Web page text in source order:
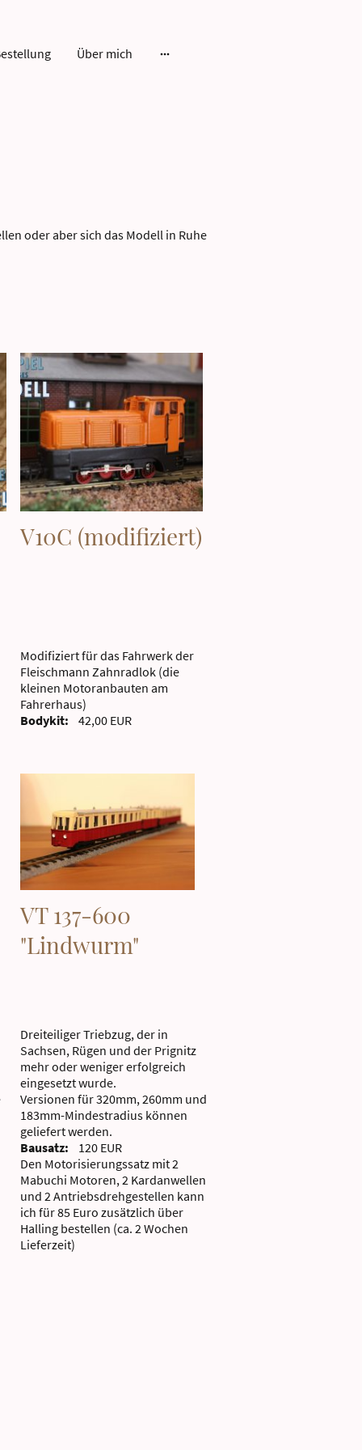
Über mich
oder aber sich das Modell in Ruhe
V10C (modifiziert)
Modifiziert für das Fahrwerk der
Fleischmann Zahnradlok (die
kleinen Motoranbauten am
Fahrerhaus)
Bodykit: 42,00 EUR
VT 137-600
"Lindwurm"
Dreiteiliger Triebzug, der in
Sachsen, Rügen und der Prignitz
mehr oder weniger erfolgreich
eingesetzt wurde.
Versionen für 320mm, 260mm und
183mm-Mindestradius können
geliefert werden.
Bausatz: 120 EUR
Den Motorisierungssatz mit 2
Mabuchi Motoren, 2 Kardanwellen
und 2 Antriebsdrehgestellen kann
ich für 85 Euro zusätzlich über
Halling bestellen (ca. 2 Wochen
Lieferzeit)